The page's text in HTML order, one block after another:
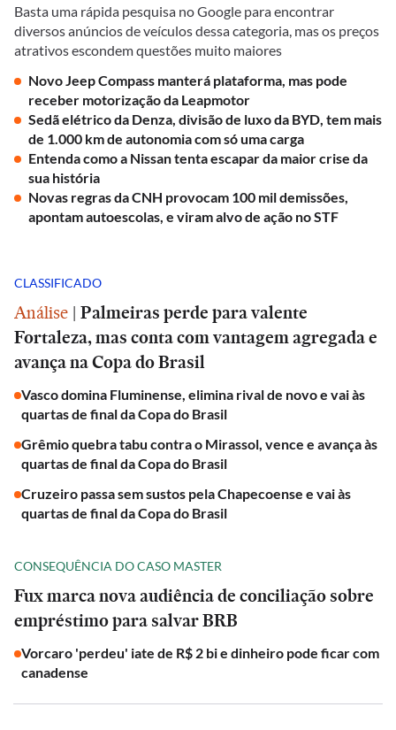
Basta uma rápida pesquisa no Google para encontrar
diversos anúncios de veículos dessa categoria, mas os preços
atrativos escondem questões muito maiores
Novo Jeep Compass manterá plataforma, mas pode
receber motorização da Leapmotor
Sedã elétrico da Denza, divisão de luxo da BYD, tem mais
de 1.000 km de autonomia com só uma carga
Entenda como a Nissan tenta escapar da maior crise da
sua história
Novas regras da CNH provocam 100 mil demissões,
apontam autoescolas, e viram alvo de ação no STF
CLASSIFICADO
Análise | Palmeiras perde para valente
Fortaleza, mas conta com vantagem agregada e
avança na Copa do Brasil
Vasco domina Fluminense, elimina rival de novo e vai às
quartas de final da Copa do Brasil
Grêmio quebra tabu contra o Mirassol, vence e avança às
quartas de final da Copa do Brasil
Cruzeiro passa sem sustos pela Chapecoense e vai às
quartas de final da Copa do Brasil
CONSEQUÊNCIA DO CASO MASTER
Fux marca nova audiência de conciliação sobre
empréstimo para salvar BRB
Vorcaro 'perdeu' iate de R$ 2 bi e dinheiro pode ficar com
canadense